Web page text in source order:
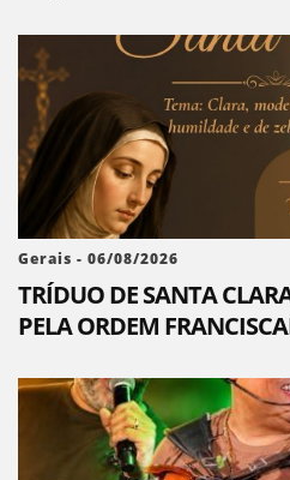
Gerais - 06/08/2026
TRÍDUO DE SANTA
PELA ORDEM